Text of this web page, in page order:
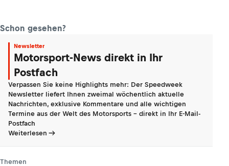
Schon gesehen?
Newsletter
Motorsport-News direkt in Ihr
Postfach
Verpassen Sie keine Highlights mehr: Der Speedweek
Newsletter liefert Ihnen zweimal wöchentlich aktuelle
Nachrichten, exklusive Kommentare und alle wichtigen
Termine aus der Welt des Motorsports - direkt in Ihr E-Mail-
Postfach
Weiterlesen
Themen